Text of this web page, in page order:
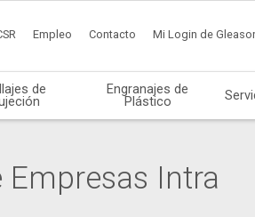
Empleo Contacto Mi Login de
de Engranajes de
Plástico
Intra